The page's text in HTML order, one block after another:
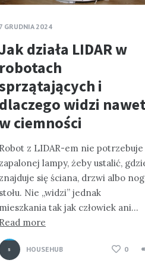
7 GRUDNIA 2024
działa LIDAR w
robotach
i
dlaczego widzi
ciemności
Robot z LIDAR-em nie potrzebuje
zapalonej lampy, żeby ustalić,
znajduje się ściana, drzwi albo
stołu. Nie „widzi” jednak
mieszkania tak jak człowiek ani…
Read more
HOUSEHUB 0